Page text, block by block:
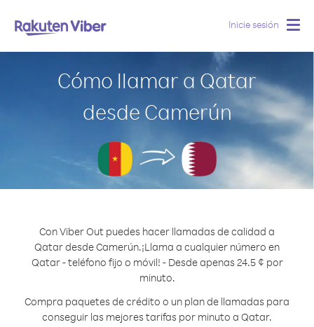
Inicie sesión
Cómo llamar a Qatar
desde Camerún
Con Viber Out puedes hacer llamadas de calidad a
Qatar desde Camerún.¡Llama a cualquier número en
Qatar - teléfono fijo o móvil! - Desde apenas 24.5 ¢ por
minuto.
Compra paquetes de crédito o un plan de llamadas para
conseguir las mejores tarifas por minuto a Qatar.